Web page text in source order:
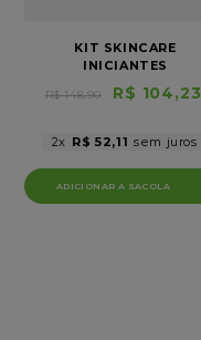
KIT SKINCARE
INICIANTES
R$ 104,23
R$ 148,90
2 R$ 52,11